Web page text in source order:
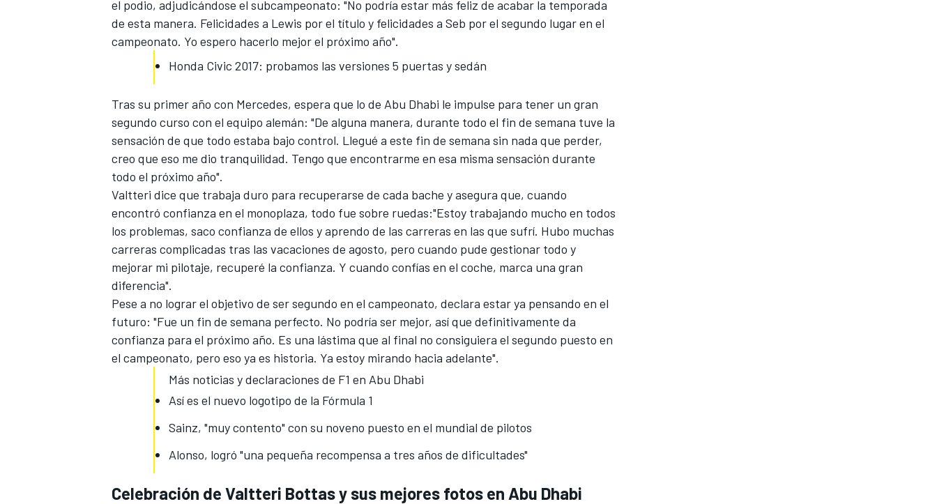
el podio, adjudicándose el subcampeonato: "No podría estar más feliz de acabar la temporada
de esta manera. Felicidades a Lewis por el título y felicidades a Seb por el segundo lugar en el
campeonato. Yo espero hacerlo mejor el próximo año".
Honda Civic 2017: probamos las versiones 5 puertas y sedán
Tras su primer año con Mercedes, espera que lo de Abu Dhabi le impulse para tener un gran
segundo curso con el equipo alemán: "De alguna manera, durante todo el fin de semana tuve la
sensación de que todo estaba bajo control. Llegué a este fin de semana sin nada que perder,
creo que eso me dio tranquilidad. Tengo que encontrarme en esa misma sensación durante
todo el próximo año".
Valtteri dice que trabaja duro para recuperarse de cada bache y asegura que, cuando
encontró confianza en el monoplaza, todo fue sobre ruedas:"Estoy trabajando mucho en todos
los problemas, saco confianza de ellos y aprendo de las carreras en las que sufrí. Hubo muchas
carreras complicadas tras las vacaciones de agosto, pero cuando pude gestionar todo y
mejorar mi pilotaje, recuperé la confianza. Y cuando confías en el coche, marca una gran
diferencia".
Pese a no lograrel objetivo de ser segundo en el campeonato, declara estar ya pensando en el
futuro: "Fue un fin de semana perfecto. No podría ser mejor, así que definitivamente da
confianza para el próximo año. Es una lástima que al final no consiguiera el segundo puesto en
el campeonato, pero eso ya es historia. Ya estoy mirando hacia adelante".
Más noticias y declaraciones de F1 en Abu Dhabi
Así es el nuevo logotipo de la Fórmula 1
Sainz, "muy contento" con su noveno puesto en el mundial de pilotos
Alonso, logró "una pequeña recompensa a tres años de dificultades"
Celebración de Valtteri Bottas y sus mejores fotos en Abu Dhabi